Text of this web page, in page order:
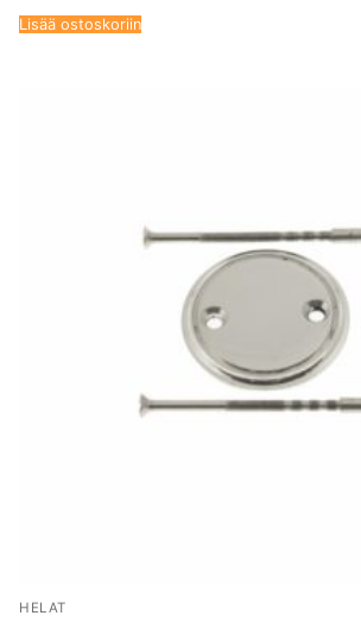
Lisää ostoskoriin
HELAT